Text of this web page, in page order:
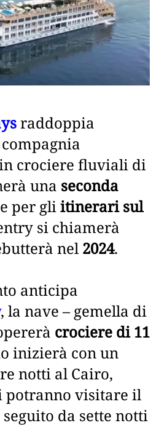
raddoppia
crociere fluviali di
una seconda
per gliitinerari sul
si chiamerà
nel2024.
anticipa
, la nave – gemella di
crociere di 11
inizierà con un
notti al Cairo,
potranno visitare il
da sette notti